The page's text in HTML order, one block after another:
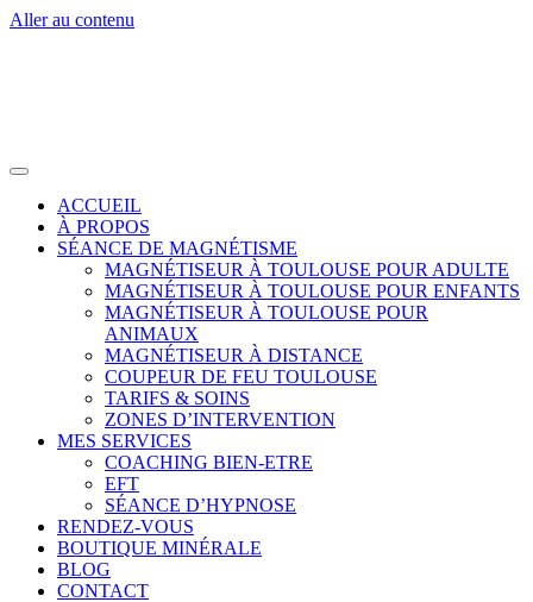
Aller au contenu
ACCUEIL
À PROPOS
SÉANCE DE MAGNÉTISME
MAGNÉTISEUR À TOULOUSE POUR ADULTE
MAGNÉTISEUR À TOULOUSE POUR ENFANTS
MAGNÉTISEUR À TOULOUSE POUR
ANIMAUX
MAGNÉTISEUR À DISTANCE
COUPEUR DE FEU TOULOUSE
TARIFS & SOINS
ZONES D’INTERVENTION
MES SERVICES
COACHING BIEN-ETRE
EFT
SÉANCE D’HYPNOSE
RENDEZ-VOUS
BOUTIQUE MINÉRALE
BLOG
CONTACT